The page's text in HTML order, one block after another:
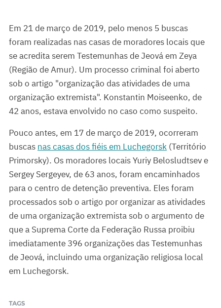
Em 21 de março de 2019, pelo menos 5 buscas
foram realizadas nas casas de moradores locais que
se acredita serem Testemunhas de Jeová em Zeya
(Região de Amur). Um processo criminal foi aberto
sob o artigo "organização das atividades de uma
organização extremista". Konstantin Moiseenko, de
42 anos, estava envolvido no caso como suspeito.
Pouco antes, em 17 de março de 2019, ocorreram
buscas nas casas dos fiéis em Luchegorsk (Território
Primorsky). Os moradores locais Yuriy Belosludtsev e
Sergey Sergeyev, de 63 anos, foram encaminhados
para o centro de detenção preventiva. Eles foram
processados sob o artigo por organizar as atividades
de uma organização extremista sob o argumento de
que a Suprema Corte da Federação Russa proibiu
imediatamente 396 organizações das Testemunhas
de Jeová, incluindo uma organização religiosa local
em Luchegorsk.
TAGS